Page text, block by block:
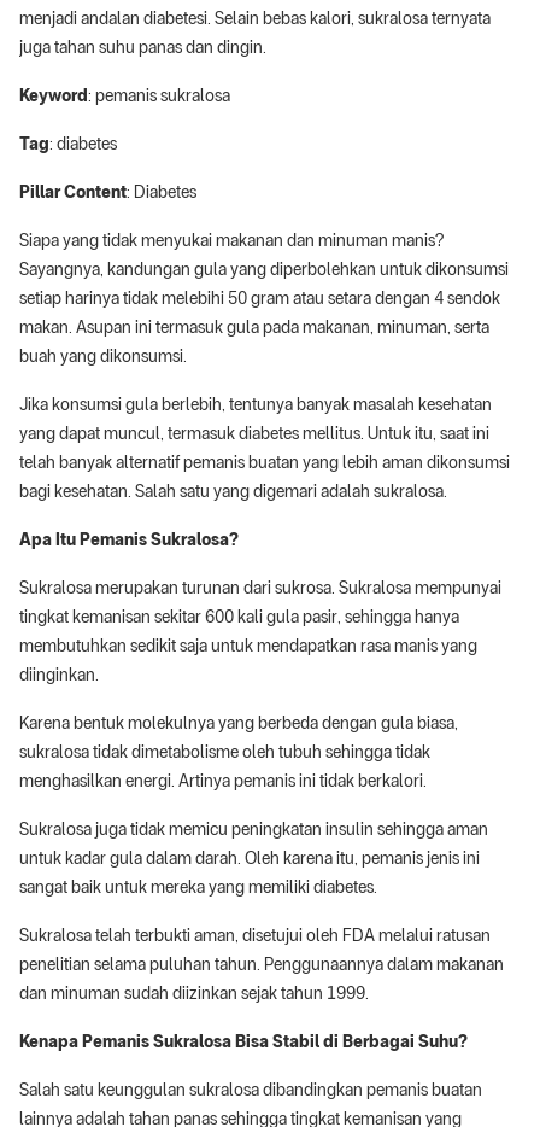
menjadi andalan diabetesi. Selain bebas kalori, sukralosa ternyata
juga tahan suhu panas dan dingin.
Keyword: pemanis sukralosa
Tag: diabetes
Pillar Content: Diabetes
Siapa yang tidak menyukai makanan dan minuman manis?
Sayangnya, kandungan gula yang diperbolehkan untuk dikonsumsi
setiap harinya tidak melebihi 50 gram atau setara dengan 4 sendok
makan. Asupan ini termasuk gula pada makanan, minuman, serta
buah yang dikonsumsi.
Jika konsumsi gula berlebih, tentunya banyak masalah kesehatan
yang dapat muncul, termasuk diabetes mellitus. Untuk itu, saat ini
telah banyak alternatif pemanis buatan yang lebih aman dikonsumsi
bagi kesehatan. Salah satu yang digemari adalah sukralosa.
Apa Itu Pemanis Sukralosa?
Sukralosa merupakan turunan dari sukrosa. Sukralosa mempunyai
tingkat kemanisan sekitar 600 kali gula pasir, sehingga hanya
membutuhkan sedikit saja untuk mendapatkan rasa manis yang
diinginkan.
Karena bentuk molekulnya yang berbeda dengan gula biasa,
sukralosa tidak dimetabolisme oleh tubuh sehingga tidak
menghasilkan energi. Artinya pemanis ini tidak berkalori.
Sukralosa juga tidak memicu peningkatan insulin sehingga aman
untuk kadar gula dalam darah. Oleh karena itu, pemanis jenis ini
sangat baik untuk mereka yang memiliki diabetes.
Sukralosa telah terbukti aman, disetujui oleh FDA melalui ratusan
penelitian selama puluhan tahun. Penggunaannya dalam makanan
dan minuman sudah diizinkan sejak tahun 1999.
Kenapa Pemanis Sukralosa Bisa Stabil di Berbagai Suhu?
Salah satu keunggulan sukralosa dibandingkan pemanis buatan
lainnya adalah tahan panas sehingga tingkat kemanisan yang